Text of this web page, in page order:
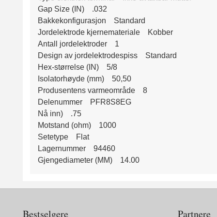
Gap Size (IN) .032
Bakkekonfigurasjon Standard
Jordelektrode kjernemateriale Kobber
Antall jordelektroder 1
Design av jordelektrodespiss Standard
Hex-størrelse (IN) 5/8
Isolatorhøyde (mm) 50,50
Produsentens varmeområde 8
Delenummer PFR8S8EG
Nå inn) .75
Motstand (ohm) 1000
Setetype Flat
Lagernummer 94460
Gjengediameter (MM) 14.00
Bestselgere Partnere